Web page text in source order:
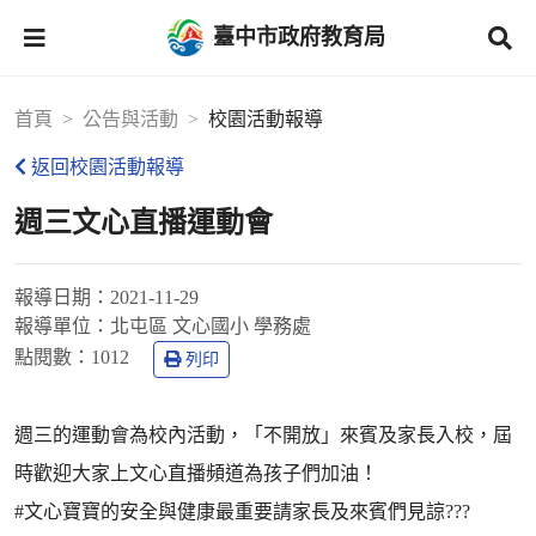
臺中市政府教育局
首頁 公告與活動 校園活動報導
返回校園活動報導
週三文心直播運動會
報導日期： 2021-11-29
報導單位： 北屯區 文心國小 學務處
點閱數： 1012 列印
週三的運動會為校內活動，「不開放」來賓及家長入校，屆
時歡迎大家上文心直播頻道為孩子們加油！
#文心寶寶的安全與健康最重要請家長及來賓們見諒???